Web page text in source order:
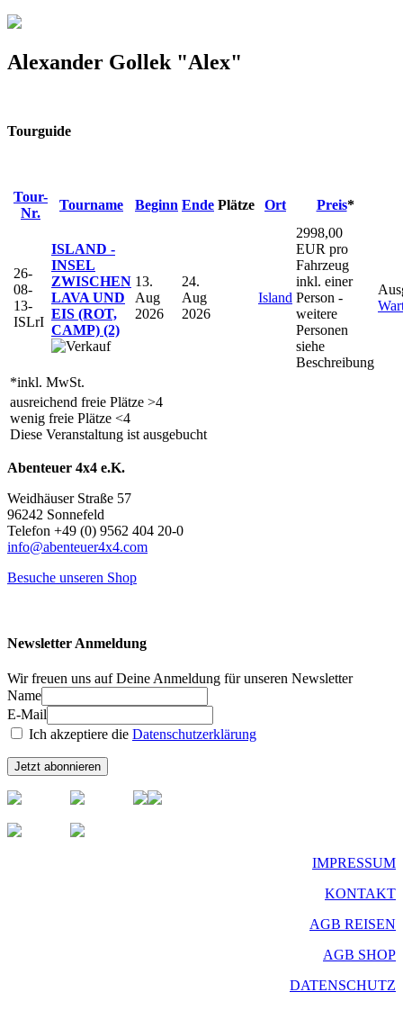
Alexander Gollek "Alex"
Tourguide
Tour-
Nr.
Tourname Beginn Ende Plätze Ort Preis*
26-
08-
13-
ISLrI
ISLAND -
INSEL
ZWISCHEN
LAVA UND
EIS (ROT,
CAMP) (2)
13.
Aug
2026
24.
Aug
2026
Island
2998,00
EUR pro
Fahrzeug
inkl. einer
Person -
weitere
Personen
siehe
Beschreibung
*inkl. MwSt.
ausreichend freie Plätze >4
wenig freie Plätze <4
Diese Veranstaltung ist ausgebucht
Abenteuer 4x4 e.K.
Weidhäuser Straße 57
96242 Sonnefeld
Telefon +49 (0) 9562 404 20-0
info@abenteuer4x4.com
Besuche unseren Shop
Newsletter Anmeldung
Wir freuen uns auf Deine Anmeldung für unseren Newsletter
Name
E-Mail
Ich akzeptiere die Datenschutzerklärung
IMPRESSUM
KONTAKT
AGB REISEN
AGB SHOP
DATENSCHUTZ